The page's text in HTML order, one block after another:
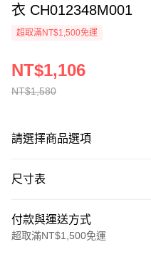
衣 CH012348M001
超取滿NT$1,500免運
NT$1,580
NT$1,106
請選擇商品選項
尺寸表
付款與運送方式
超取滿NT$1,500免運